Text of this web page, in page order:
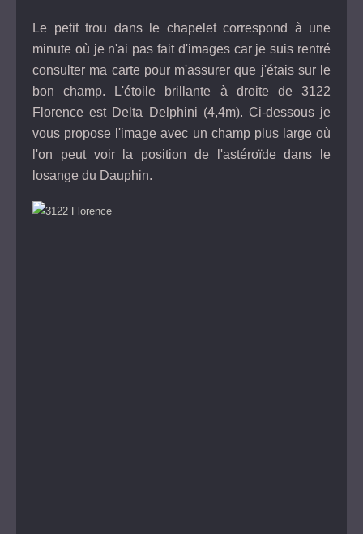
Le petit trou dans le chapelet correspond à une
minute où je n'ai pas fait d'images car je suis rentré
consulter ma carte pour m'assurer que j'étais sur le
bon champ. L'étoile brillante à droite de 3122
Florence est Delta Delphini (4,4m). Ci-dessous je
vous propose l'image avec un champ plus large où
l'on peut voir la position de l'astéroïde dans le
losange du Dauphin.